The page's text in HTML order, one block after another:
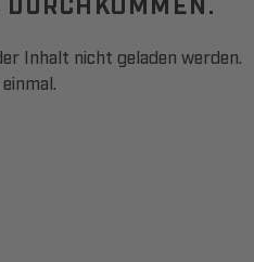
Inhalt nicht geladen werden.